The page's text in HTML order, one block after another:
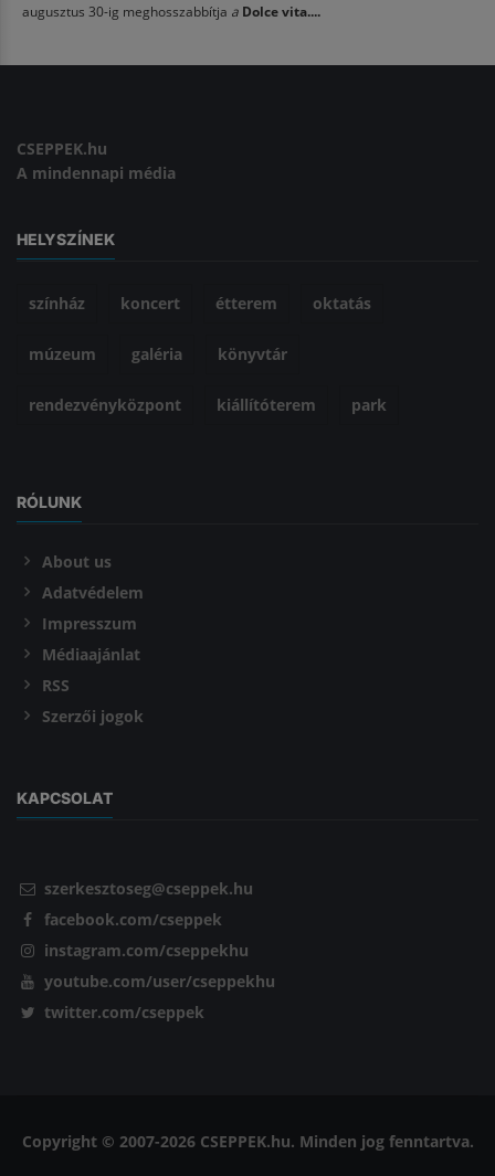
augusztus 30-ig meghosszabbítja a Dolce vita....
CSEPPEK.hu
A mindennapi média
HELYSZÍNEK
színház koncert étterem oktatás
múzeum galéria könyvtár
rendezvényközpont kiállítóterem park
RÓLUNK
About us
Adatvédelem
Impresszum
Médiaajánlat
RSS
Szerzői jogok
KAPCSOLAT
szerkesztoseg@cseppek.hu
facebook.com/cseppek
instagram.com/cseppekhu
youtube.com/user/cseppekhu
twitter.com/cseppek
Copyright © 2007-2026 CSEPPEK.hu. Minden jog fenntartva.